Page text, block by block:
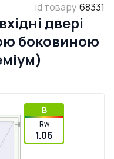
id товару:68331
двері
боковиною
B
Rw
1.06